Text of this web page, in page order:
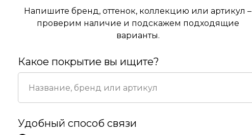
Код
Напишите бренд, оттенок, коллекцию или артикул –
проверим наличие и подскажем подходящие
варианты.
Какое покрытие вы ищите?
Удобный способ связи